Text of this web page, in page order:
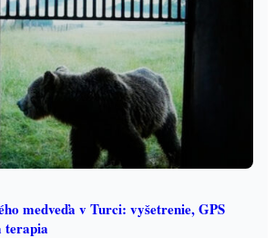
medveďa v Turci: vyšetrenie, GPS
terapia